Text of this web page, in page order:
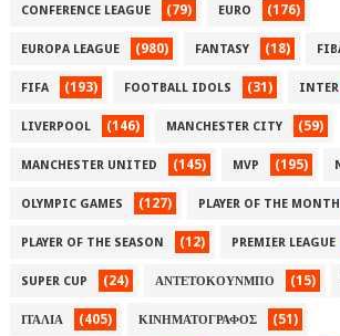
CONFERENCE LEAGUE (79) EURO (176)
EUROPA LEAGUE (980) FANTASY (18)
FIFA (193) FOOTBALL IDOLS (31) INTER
LIVERPOOL (146) MANCHESTER CITY (59)
MANCHESTER UNITED (145) MVP (195)
OLYMPIC GAMES (127) PLAYER OF THE MONTH
PLAYER OF THE SEASON (12) PREMIER LEAGUE
SUPER CUP (24) ΑΝΤΕΤΟΚΟΥΝΜΠΟ (15)
ΙΤΑΛΙΑ (405) ΚΙΝΗΜΑΤΟΓΡΑΦΟΣ (51)